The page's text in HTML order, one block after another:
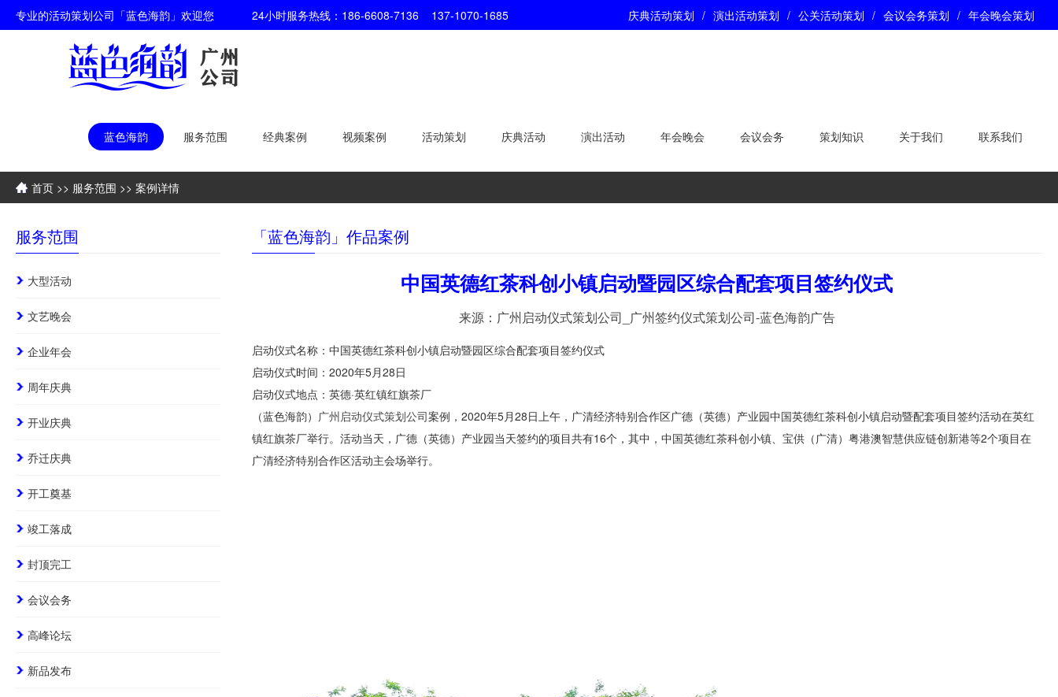
专业的活动策划公司「蓝色海韵」欢迎您 24小时服务热线：186-6608-7136 137-1070-1685 庆典活动策划 / 演出活动策划 / 公关活动策划 / 会议会务策划 / 年会晚会策划
蓝色海韵 服务范围 经典案例 视频案例 活动策划 庆典活动 演出活动 年会晚会 会议会务 策划知识 关于我们 联系我们
首页 >> 服务范围 >> 案例详情
服务范围
大型活动
文艺晚会
企业年会
周年庆典
开业庆典
乔迁庆典
开工奠基
竣工落成
封顶完工
会议会务
高峰论坛
新品发布
「蓝色海韵」作品案例
中国英德红茶科创小镇启动暨园区综合配套项目签约仪式
来源：广州启动仪式策划公司_广州签约仪式策划公司-蓝色海韵广告
启动仪式名称：中国英德红茶科创小镇启动暨园区综合配套项目签约仪式
启动仪式时间：2020年5月28日
启动仪式地点：英德·英红镇红旗茶厂
（蓝色海韵） 广州启动仪式策划公司案例，2020年5月28日上午，广清经济特别合作区广德（英德）产业园中国英德红茶科创小镇启动暨配套项目签约活动在英红
镇红旗茶厂举行。活动当天，广德（英德）产业园当天签约的项目共有16个，其中，中国英德红茶科创小镇、宝供（广清）粤港澳智慧供应链创新港等2个项目在
广清经济特别合作区活动主会场举行。